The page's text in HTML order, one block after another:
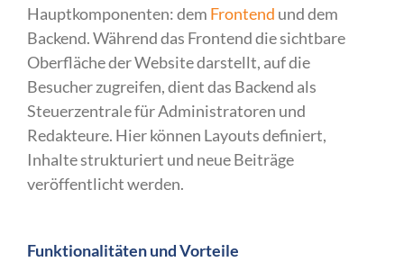
Hauptkomponenten: dem Frontend und dem
Backend. Während das Frontend die sichtbare
Oberfläche der Website darstellt, auf die
Besucher zugreifen, dient das Backend als
Steuerzentrale für Administratoren und
Redakteure. Hier können Layouts definiert,
Inhalte strukturiert und neue Beiträge
veröffentlicht werden.
Funktionalitäten und Vorteile